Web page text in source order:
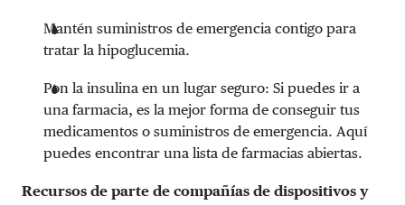
Mantén suministros de emergencia contigo para
tratar la hipoglucemia.
Pon la insulina en un lugar seguro: Si puedes ir a
una farmacia, es la mejor forma de conseguir tus
medicamentos o suministros de emergencia. Aquí
puedes encontrar una lista de farmacias abiertas.
Recursos de parte de compañías de dispositivos y